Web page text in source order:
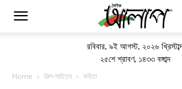
রবিবার, ৯ই আগস্ট, ২০২৬
২৫শে শ্রাবণ, ১৪৩৩ বঙ্গাব্দ
Home শিল্প-সাহিত্য কবিতা